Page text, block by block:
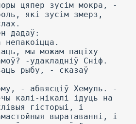
цяпер зусім мокра, -
які зусім змерз,
дадаў:
мы можам паціху
-удакладніў Сніф.
рыбу, - сказаў
- абвясціў Хемуль. -
калі-нікалі ідуць на
гісторыі, і
выратаванні, і